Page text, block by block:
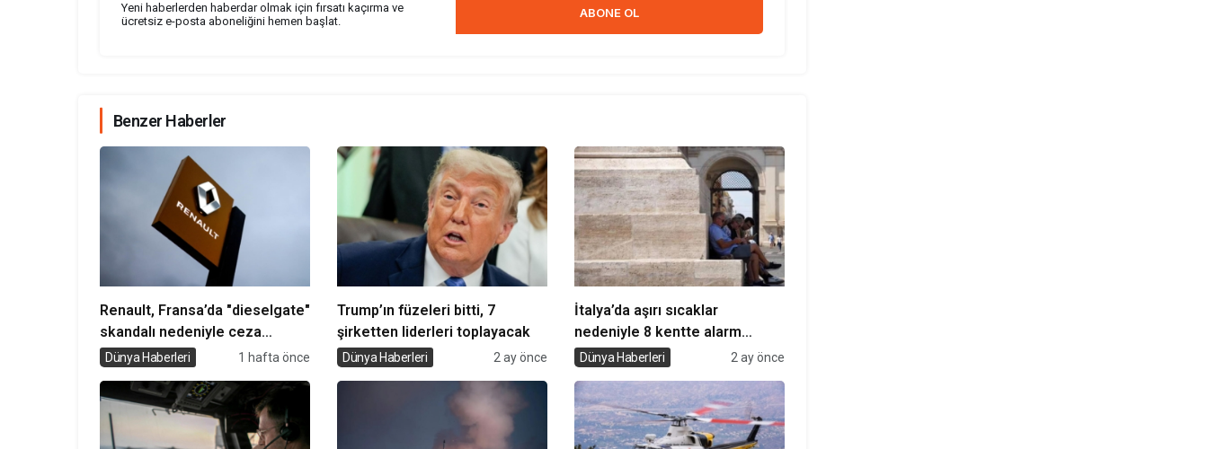
Yeni haberlerden haberdar olmak için fırsatı kaçırma ve
ücretsiz e-posta aboneliğini hemen başlat.
ABONE OL
Benzer Haberler
Renault, Fransa’da "dieselgate"
skandalı nedeniyle ceza
mahkemesinde yargılanacak
Dünya Haberleri 1 hafta önce
Trump’ın füzeleri bitti, 7
şirketten liderleri toplayacak
Dünya Haberleri 2 ay önce
İtalya’da aşırı sıcaklar
nedeniyle 8 kentte alarm
verildi
Dünya Haberleri 2 ay önce